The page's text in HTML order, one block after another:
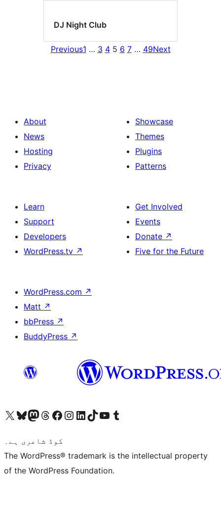
DJ Night Club
Previous1 … 3 4 5 6 7 … 49Next
About
News
Hosting
Privacy
Showcase
Themes
Plugins
Patterns
Learn
Support
Developers
WordPress.tv ↗
Get Involved
Events
Donate ↗
Five for the Future
WordPress.com ↗
Matt ↗
bbPress ↗
BuddyPress ↗
Visit our X (formerly Twitter) account
ہمارے بلیواسکائی اکاؤنٹ پر جائیں
Visit our Mastodon account
ہمارے ٹھریڈز اکاؤنٹ پر جائیں
Visit our Facebook page
Visit our Instagram account
Visit our LinkedIn account
ہمارے ٹک ٹاک اکاؤنٹ پر جائیں
Visit our YouTube channel
ہمارے ٹمبلر اکاؤنٹ پر جائیں
کوڈ شاعری ہے۔
The WordPress® trademark is the intellectual property
of the WordPress Foundation.